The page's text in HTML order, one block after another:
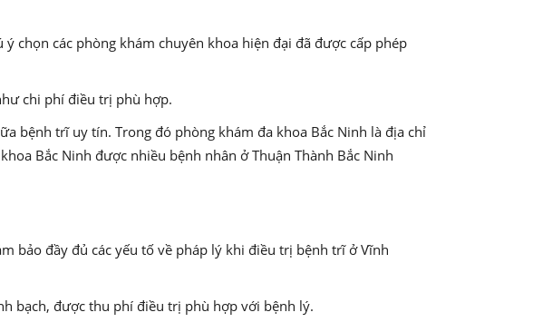
chọn các phòng khám chuyên khoa hiện đại đã được cấp phép
chi phí điều trị phù hợp.
bệnh trĩ uy tín. Trong đó phòng khám đa khoa Bắc Ninh là địa chỉ
Bắc Ninh được nhiều bệnh nhân ở Thuận Thành Bắc Ninh
bảo đầy đủ các yếu tố về pháp lý khi điều trị bệnh trĩ ở Vĩnh
bạch, được thu phí điều trị phù hợp với bệnh lý.